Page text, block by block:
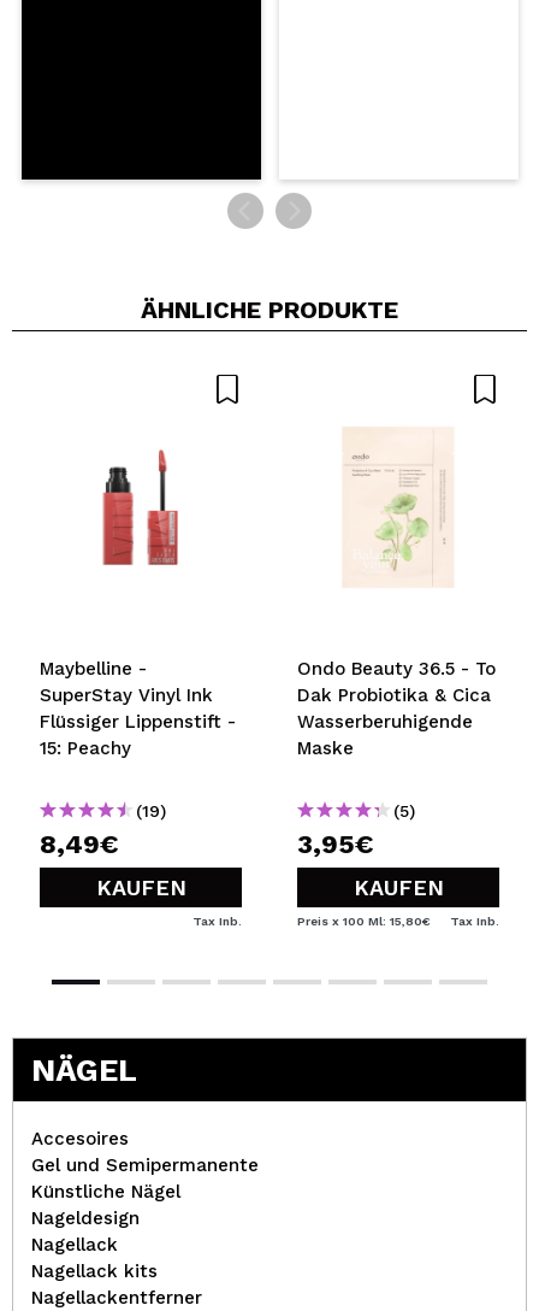
ÄHNLICHE PRODUKTE
Maybelline -
SuperStay Vinyl Ink
Flüssiger Lippenstift -
15: Peachy
(19)
8,49€
KAUFEN
Tax Inb.
Ondo Beauty 36.5 - To
Dak Probiotika & Cica
Wasserberuhigende
Maske
(5)
3,95€
KAUFEN
Preis x 100 Ml: 15,80€ Tax Inb.
NÄGEL
Accesoires
Gel und Semipermanente
Künstliche Nägel
Nageldesign
Nagellack
Nagellack kits
Nagellackentferner